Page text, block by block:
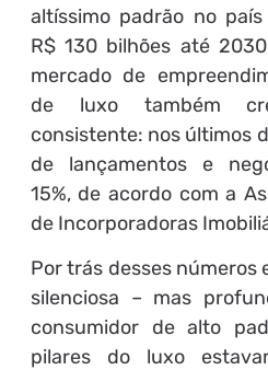
altíssimo padrão no
R$ 130 bilhões até
mercado de
de luxo também
consistente: nos últimos
de lançamentos e
15%, de acordo com a
de Incorporadoras
Por trás desses números
silenciosa – mas
consumidor de alto
pilares do luxo